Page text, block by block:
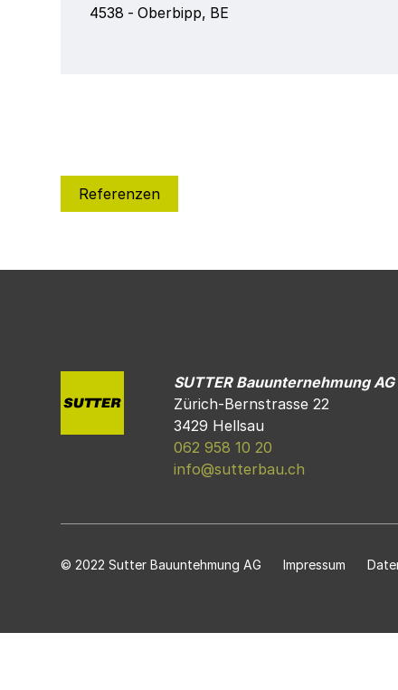
4538 - Oberbipp, BE
Referenzen
SUTTER Bauunternehmung AG
Zürich-Bernstrasse 22
3429 Hellsau
062 958 10 20
info@sutterbau.ch
© 2022 Sutter Bauuntehmung AG Impressum